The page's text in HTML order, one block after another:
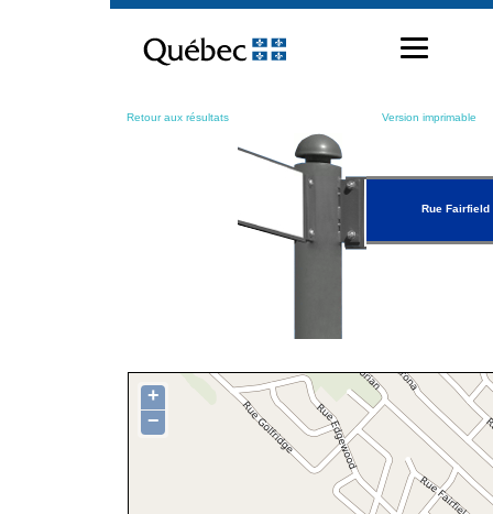
contenu
Retour aux résultats Version imprimable
Rue Fairfield
+
−